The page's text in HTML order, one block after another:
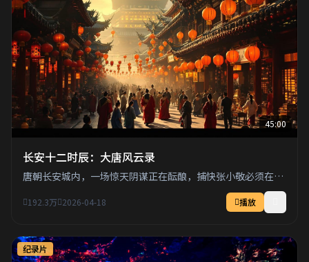
45:00
长安十二时辰：大唐风云录
唐朝长安城内，一场惊天阴谋正在酝酿，捕快张小敬必须在十
192.3万 2026-04-18 播放
纪录片